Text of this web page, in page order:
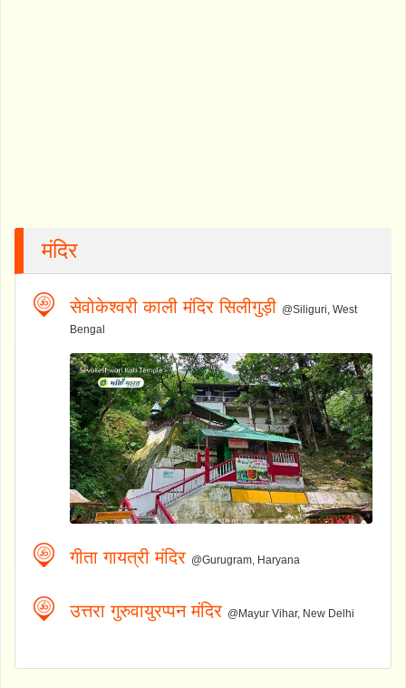
मंदिर
सेवोकेश्वरी काली मंदिर सिलीगुड़ी @Siliguri, West
Bengal
गीता गायत्री मंदिर @Gurugram, Haryana
उत्तरा गुरुवायुरप्पन मंदिर @Mayur Vihar, New Delhi